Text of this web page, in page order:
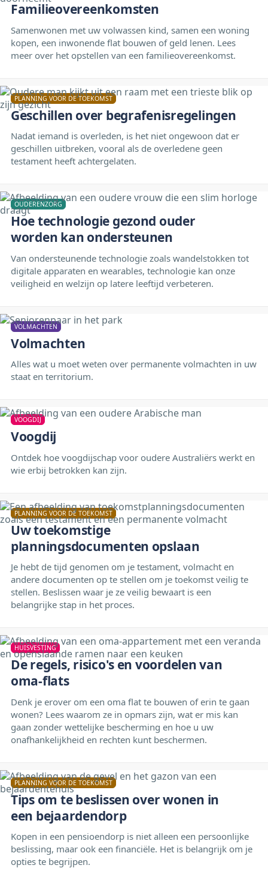
Familieovereenkomsten
Samenwonen met uw volwassen kind, samen een woning
kopen, een inwonende flat bouwen of geld lenen. Lees
meer over het opstellen van een familieovereenkomst.
PLANNING VOOR DE TOEKOMST
Geschillen over begrafenisregelingen
Nadat iemand is overleden, is het niet ongewoon dat er
geschillen uitbreken, vooral als de overledene geen
testament heeft achtergelaten.
OUDERENZORG
Hoe technologie gezond ouder
worden kan ondersteunen
Van ondersteunende technologie zoals wandelstokken tot
digitale apparaten en wearables, technologie kan onze
veiligheid en welzijn op latere leeftijd verbeteren.
VOLMACHTEN
Volmachten
Alles wat u moet weten over permanente volmachten in uw
staat en territorium.
VOOGDIJ
Voogdij
Ontdek hoe voogdijschap voor oudere Australiërs werkt en
wie erbij betrokken kan zijn.
PLANNING VOOR DE TOEKOMST
Uw toekomstige
planningsdocumenten opslaan
Je hebt de tijd genomen om je testament, volmacht en
andere documenten op te stellen om je toekomst veilig te
stellen. Beslissen waar je ze veilig bewaart is een
belangrijke stap in het proces.
HUISVESTING
De regels, risico's en voordelen van
oma-flats
Denk je erover om een oma flat te bouwen of erin te gaan
wonen? Lees waarom ze in opmars zijn, wat er mis kan
gaan zonder wettelijke bescherming en hoe u uw
onafhankelijkheid en rechten kunt beschermen.
PLANNING VOOR DE TOEKOMST
Tips om te beslissen over wonen in
een bejaardendorp
Kopen in een pensioendorp is niet alleen een persoonlijke
beslissing, maar ook een financiële. Het is belangrijk om je
opties te begrijpen.